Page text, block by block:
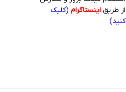
از طریقاینستاگرام (کلیک
کنید)